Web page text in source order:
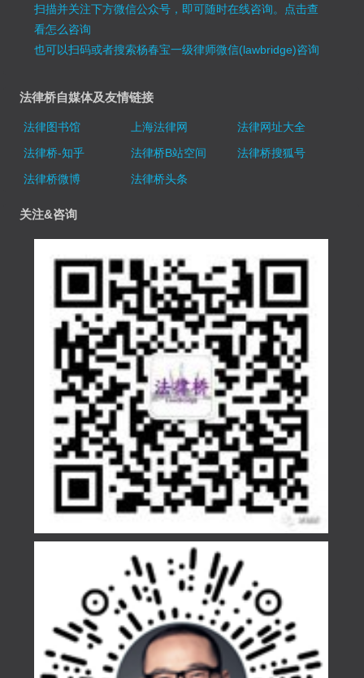
扫描并关注下方微信公众号，即可随时在线咨询。 点击查
看怎么咨询
也可以扫码或者搜索杨春宝一级律师微信(lawbridge)咨询
法律桥自媒体及友情链接
法律图书馆 上海法律网
法律网址大全
法律桥-知乎
法律桥B站空间
法律桥搜狐号
法律桥微博
法律桥头条
关注&咨询